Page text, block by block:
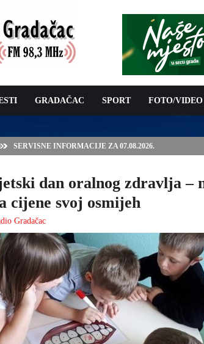
GRADAČAC SPORT FOTO/VIDEO
VLADA TK – POTPISAN UGOVOR: 6,9 MILIONA KM
GRADAČCA
dan oralnog zdravlja –
cijene svoj osmijeh
Gradačac